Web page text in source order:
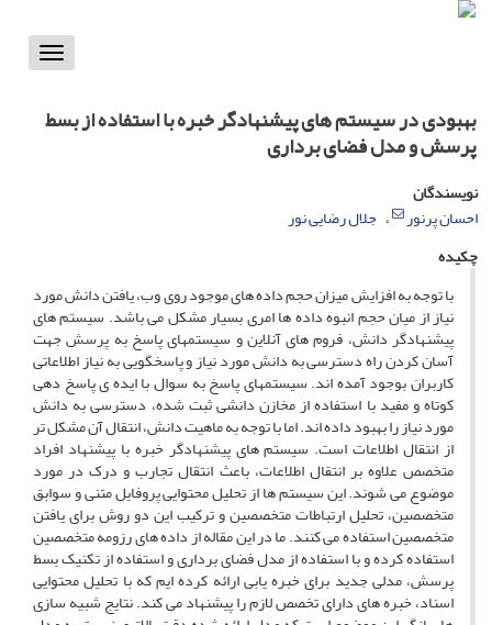
Toggle
بهبودی در سیستم های پیشنهادگر خبره با استفاده از بسط
پرسش و مدل فضای برداری
نویسندگان
احسان پرنور
جلال رضایی نور
چکیده
با توجه به افزایش میزان حجم داده های موجود روی وب، یافتن دانش مورد
نیاز از میان حجم انبوه داده ها امری بسیار مشکل می باشد. سیستم های
پیشنهادگر دانش، فروم های آنلاین و سیستمهای پاسخ به پرسش جهت
آسان کردن راه دسترسی به دانش مورد نیاز و پاسخگویی به نیاز اطلاعاتی
کاربران بوجود آمده اند. سیستمهای پاسخ به سوال با ایده ی پاسخ دهی
کوتاه و مفید با استفاده از مخازن دانشی ثبت شده، دسترسی به دانش
مورد نیاز را بهبود داده اند. اما با توجه به ماهیت دانش، انتقال آن مشکل تر
از انتقال اطلاعات است. سیستم های پیشنهادگر خبره با پیشنهاد افراد
متخصص علاوه بر انتقال اطلاعات، باعث انتقال تجارب و درک در مورد
موضوع می شوند. این سیستم ها از تحلیل محتوایی پروفایل متنی و سوابق
متخصصین، تحلیل ارتباطات متخصصین و ترکیب این دو روش برای یافتن
متخصصین استفاده می کنند. ما در این مقاله از داده های رزومه متخصصین
استفاده کرده و با استفاده از مدل فضای برداری و استفاده از تکنیک بسط
پرسش، مدلی جدید برای خبره یابی ارائه کرده ایم که با تحلیل محتوایی
اسناد، خبره های دارای تخصص لازم را پیشنهاد می کند. نتایج شبیه سازی